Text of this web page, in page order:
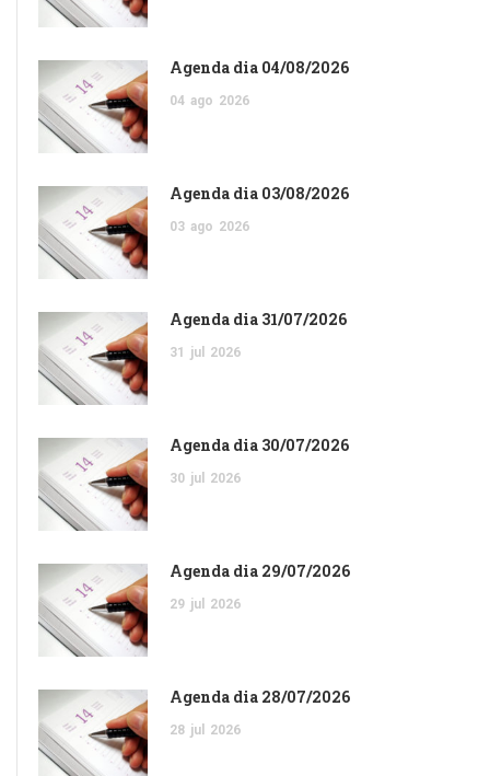
Agenda dia 04/08/2026
04 ago 2026
Agenda dia 03/08/2026
03 ago 2026
Agenda dia 31/07/2026
31 jul 2026
Agenda dia 30/07/2026
30 jul 2026
Agenda dia 29/07/2026
29 jul 2026
Agenda dia 28/07/2026
28 jul 2026